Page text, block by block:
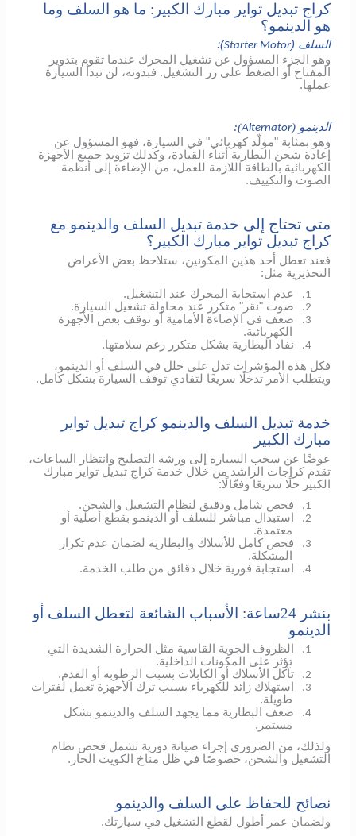
كراج تبديل تواير مبارك الكبير: ما هو السلف وما
هو الدينمو؟
السلف (Starter Motor
):
وهو الجزء المسؤول عن تشغيل المحرك عندما تقوم بتدوير
المفتاح أو الضغط على زر التشغيل. فبدونه، لن تبدأ السيارة
عملها.
الدينمو (Alternator
):
وهو بمثابة "مولّد كهربائي" في السيارة، فهو المسؤول عن
إعادة شحن البطارية أثناء القيادة، وكذلك تزويد جميع الأجهزة
الكهربائية بالطاقة اللازمة للعمل، من الإضاءة إلى أنظمة
الصوت والتكييف.
متى تحتاج إلى خدمة تبديل السلف والدينمو مع
كراج تبديل تواير مبارك الكبير؟
فعند تعطل أحد هذين المكونين، ستلاحظ بعض الأعراض
التحذيرية مثل:
1. عدم استجابة المحرك عند التشغيل.
2. صوت "نقر" متكرر عند محاولة تشغيل السيارة.
3.
ضعف في الإضاءة الأمامية أو توقف بعض الأجهزة
الكهربائية.
4.
نفاد البطارية بشكل متكرر رغم سلامتها.
فكل هذه المؤشرات تدل على خلل في السلف أو الدينمو،
ويتطلب الأمر تدخلًا سريعًا لتفادي توقف السيارة بشكل كامل.
خدمة تبديل السلف والدينمو كراج تبديل تواير
مبارك الكبير
عوضًا عن سحب السيارة إلى ورشة التصليح وانتظار الساعات،
تقدم كراجات الراشد من خلال خدمة كراج تبديل تواير مبارك
الكبير حلًا سريعًا وفعّالًا:
1. فحص شامل ودقيق لنظام التشغيل والشحن.
2.
استبدال مباشر للسلف أو الدينمو بقطع أصلية أو
معتمدة.
3.
فحص كامل للأسلاك والبطارية لضمان عدم تكرار
المشكلة.
4. استجابة فورية خلال دقائق من طلب الخدمة.
بنشر 24ساعة: الأسباب الشائعة لتعطل السلف أو
الدينمو
1.
الظروف الجوية القاسية مثل الحرارة الشديدة التي
تؤثر على المكونات الداخلية.
2. تآكل الأسلاك أو الكابلات بسبب الرطوبة أو القدم.
3.
استهلاك زائد للكهرباء بسبب ترك الأجهزة تعمل لفترات
طويلة.
4.
ضعف البطارية مما يجهد السلف والدينمو بشكل
مستمر.
ولذلك، من الضروري إجراء صيانة دورية تشمل فحص نظام
التشغيل والشحن، خصوصًا في ظل مناخ الكويت الحار.
نصائح للحفاظ على السلف والدينمو
ولضمان عمر أطول لقطع التشغيل في سيارتك.